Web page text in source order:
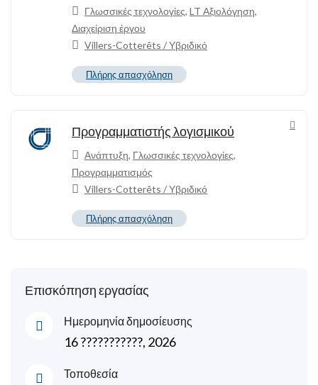
Γλωσσικές τεχνολογίες, LT Αξιολόγηση,
Διαχείριση έργου
Villers-Cotterêts / Υβριδικό
Πλήρης απασχόληση
Προγραμματιστής λογισμικού
Ανάπτυξη, Γλωσσικές τεχνολογίες,
Προγραμματισμός
Villers-Cotterêts / Υβριδικό
Πλήρης απασχόληση
Επισκόπηση εργασίας
Ημερομηνία δημοσίευσης
16 ???????????, 2026
Τοποθεσία